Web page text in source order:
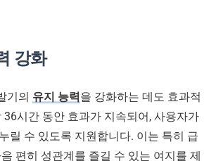
강화
기의 유지 능력을 강화하는 데도 효과적
36시간 동안 효과가 지속되어, 사용자가
릴 수 있도록 지원합니다. 이는 특히 급
편히 성관계를 즐길 수 있는 여지를 제